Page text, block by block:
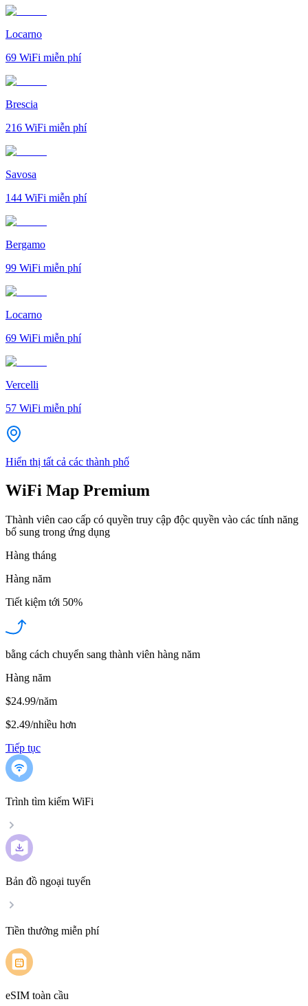
Locarno
69 WiFi miễn phí
Brescia
216 WiFi miễn phí
Savosa
144 WiFi miễn phí
Bergamo
99 WiFi miễn phí
Locarno
69 WiFi miễn phí
Vercelli
57 WiFi miễn phí
Hiển thị tất cả các thành phố
WiFi Map Premium
Thành viên cao cấp có quyền truy cập độc quyền vào các tính năng
bổ sung trong ứng dụng
Hàng tháng
Hàng năm
Tiết kiệm tới 50%
bằng cách chuyển sang thành viên hàng năm
Hàng năm
$24.99/năm
$2.49/nhiều hơn
Tiếp tục
Trình tìm kiếm WiFi
Bản đồ ngoại tuyến
Tiền thưởng miễn phí
eSIM toàn cầu